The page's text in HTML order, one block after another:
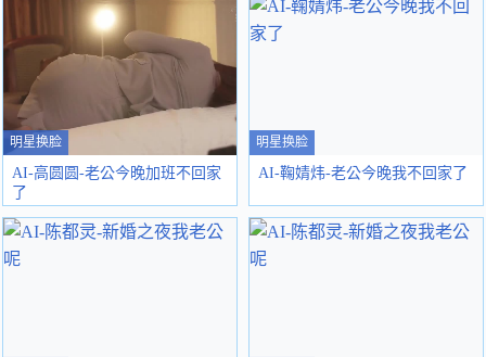
明星换脸
AI-高圆圆-老公今晚加班不回家
了
明星换脸
AI-鞠婧炜-老公今晚我不回家了